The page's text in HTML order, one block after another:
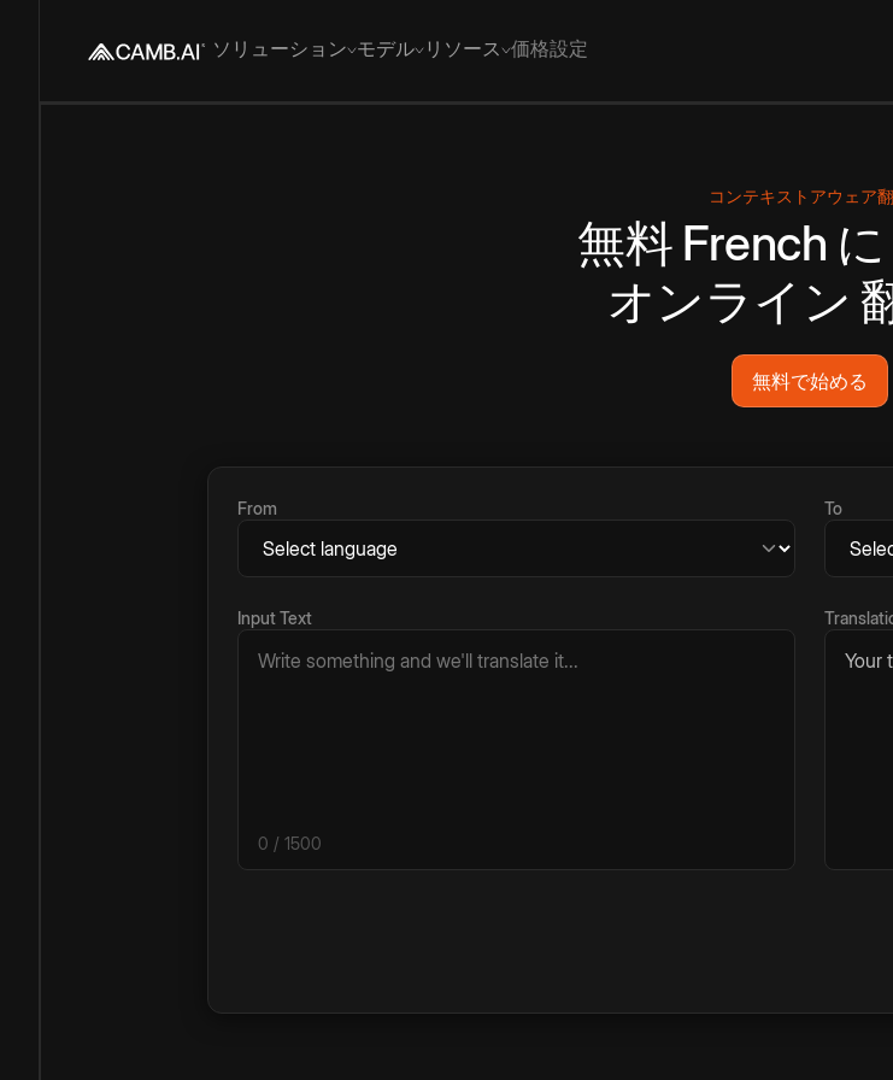
ソリューション モデル リソース 価格設定
コンテキストアウェア
無料 French に
オンライン
無料で始める
From To
Input Text
0 / 1500
Your